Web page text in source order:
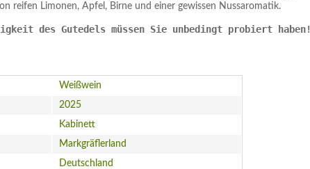
reifen Limonen, Apfel, Birne und einer gewissen Nussaromatik.
des Gutedels müssen Sie unbedingt probiert haben!
Weißwein
2025
Kabinett
Markgräflerland
Deutschland